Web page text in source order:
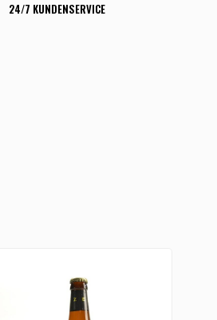
24/7 KUNDENSERVICE